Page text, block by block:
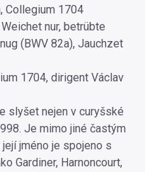
Collegium 1704
nur, betrübte
(BWV 82a), Jauchzet
1704, dirigent Václav
slyšet nejen v curyšské
Je mimo jiné častým
jméno je spojeno s
Gardiner, Harnoncourt,